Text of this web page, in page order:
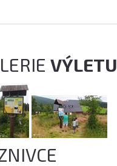
VÝLETU